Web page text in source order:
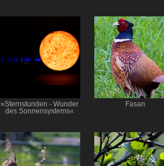
»Sternstunden - Wunder
des Sonnensystems«
Fasan